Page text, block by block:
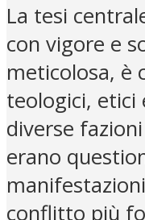
La tesi
con vigore e
meticolosa, è
teologici, etici
diverse
erano
conflitto più